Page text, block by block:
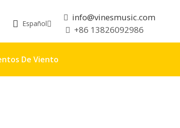
Español
 info@vinesmusic.com
 +86 13826092986
De Viento